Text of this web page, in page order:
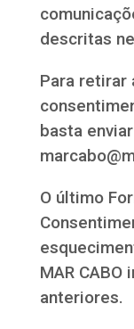
descritas
Para retirar
basta
O último
MAR
anteriores.